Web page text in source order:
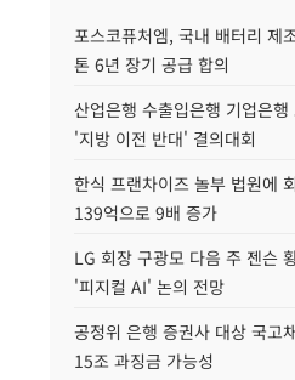
포스코퓨처엠, 국내 배터리 제
톤 6년 장기 공급 합의
산업은행 수출입은행 기업은
'지방 이전 반대' 결의대회
한식 프랜차이즈 놀부 법원에
139억으로 9배 증가
LG 회장 구광모 다음 주 젠슨
'피지컬 AI' 논의 전망
공정위 은행 증권사 대상 국고
15조 과징금 가능성